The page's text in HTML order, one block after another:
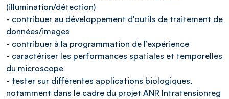
(illumination/détection)
- contribuer au développement d'outils de traitement de
données/images
- contribuer à la programmation de l’expérience
- caractériser les performances spatiales et temporelles
du microscope
- tester sur différentes applications biologiques,
notamment dans le cadre du projet ANR Intratensionreg